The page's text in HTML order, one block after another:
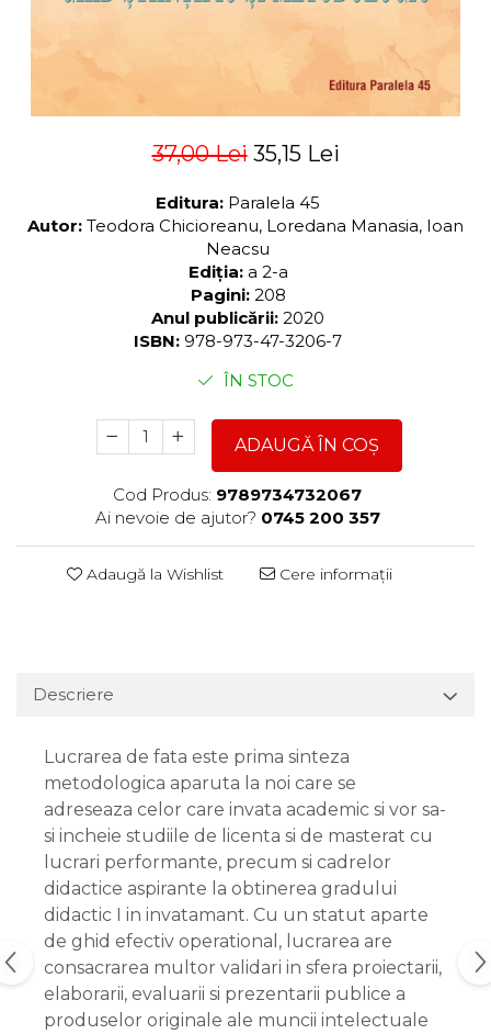
37,00 Lei 35,15 Lei
Editura: Paralela 45
Autor: Teodora Chicioreanu, Loredana Manasia, Ioan
Neacsu
Ediția: a 2-a
Pagini: 208
Anul publicării: 2020
ISBN: 978-973-47-3206-7
ÎN STOC
ADAUGĂ ÎN COȘ
Cod Produs: 9789734732067
Ai nevoie de ajutor? 0745 200 357
Adaugă la Wishlist Cere informații
Descriere
Lucrarea de fata este prima sinteza
metodologica aparuta la noi care se
adreseaza celor care invata academic si vor sa-
si incheie studiile de licenta si de masterat cu
lucrari performante, precum si cadrelor
didactice aspirante la obtinerea gradului
didactic I in invatamant. Cu un statut aparte
de ghid efectiv operational, lucrarea are
consacrarea multor validari in sfera proiectarii,
elaborarii, evaluarii si prezentarii publice a
produselor originale ale muncii intelectuale